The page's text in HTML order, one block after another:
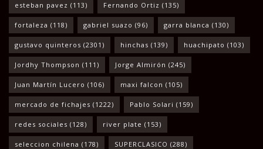
esteban pavez (113) Fernando Ortiz (135)
fortaleza (118) gabriel suazo (96) garra blanca (130)
gustavo quinteros (2301) hinchas (139) huachipato (103)
Jordhy Thompson (111) Jorge Almirón (245)
Juan Martín Lucero (106) maxi falcon (105)
mercado de fichajes (1222) Pablo Solari (159)
redes sociales (128) river plate (153)
seleccion chilena (178) SUPERCLASICO (288)